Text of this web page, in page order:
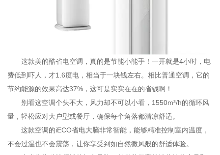
这款美的酷省电空调，真的是节能小能手！一开就是4小时，电
费低到吓人，才1.6度电，相当于一块钱左右。相比普通空调，它的
节约能源的效果高达37%，这可是实实在在的省钱啊！
别看这空调个头不大，风力却不可以小看，1550m³/h的循环风
量，轻松应对大户型或餐厅，确保每个角落都清凉舒适。
这款空调的iECO省电大脑非常智能，能够精准控制室内温度，
不会过温也不会震荡，让你享受到如自然微风般的舒适体验。